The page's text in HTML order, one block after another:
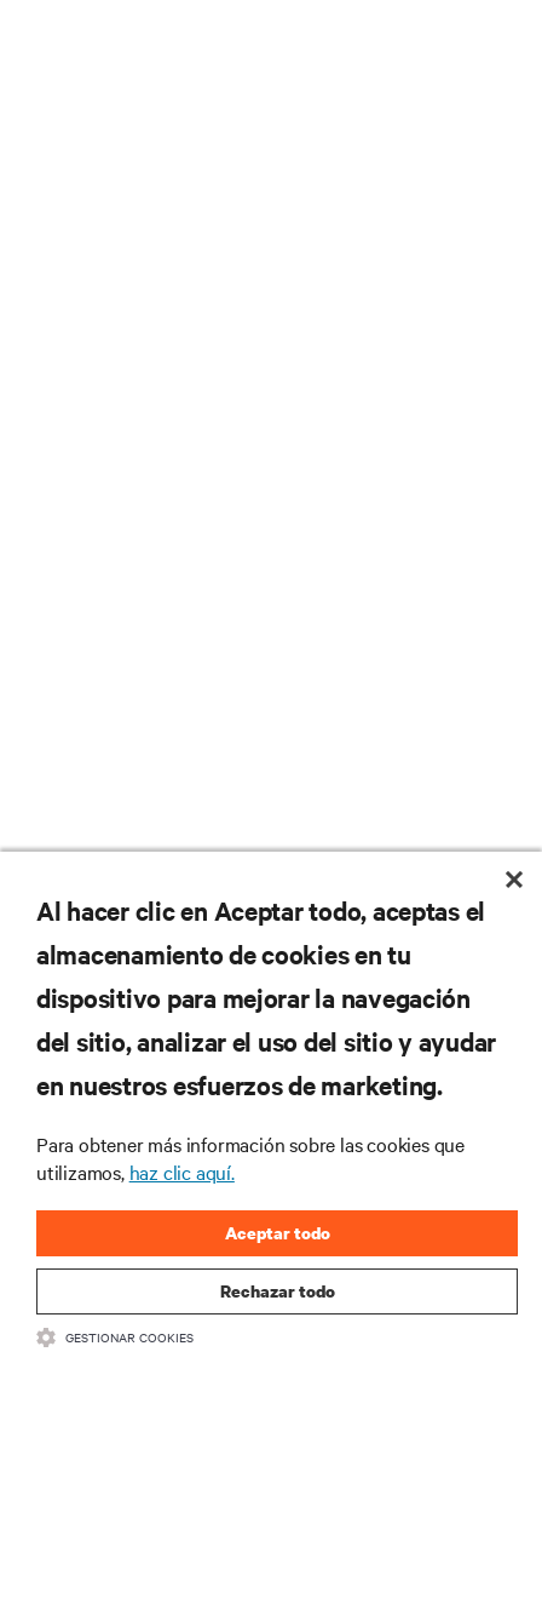
No se pierda nunca una
oferta
Regístrese en nuestra lista de correos
para recibir las últimas novedades de
industria de Vertiv.
REGISTRARSE
Al hacer clic en Aceptar todo, aceptas el
almacenamiento de cookies en tu
dispositivo para mejorar la navegación
del sitio, analizar el uso del sitio y ayudar
en nuestros esfuerzos de marketing.
Para obtener más información sobre las cookies que
utilizamos, haz clic aquí.
Rechazar todo
Aceptar todo
GESTIONAR COOKIES